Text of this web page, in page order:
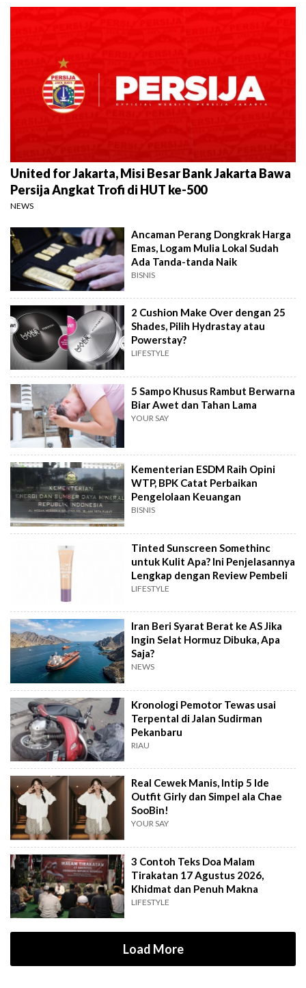
United for Jakarta, Misi Besar Bank Jakarta Bawa
Persija Angkat Trofi di HUT ke-500
NEWS
Ancaman Perang Dongkrak Harga
Emas, Logam Mulia Lokal Sudah
Ada Tanda-tanda Naik
BISNIS
2 Cushion Make Over dengan 25
Shades, Pilih Hydrastay atau
Powerstay?
LIFESTYLE
5 Sampo Khusus Rambut Berwarna
Biar Awet dan Tahan Lama
YOUR SAY
Kementerian ESDM Raih Opini
WTP, BPK Catat Perbaikan
Pengelolaan Keuangan
BISNIS
Tinted Sunscreen Somethinc
untuk Kulit Apa? Ini Penjelasannya
Lengkap dengan Review Pembeli
LIFESTYLE
Iran Beri Syarat Berat ke AS Jika
Ingin Selat Hormuz Dibuka, Apa
Saja?
NEWS
Kronologi Pemotor Tewas usai
Terpental di Jalan Sudirman
Pekanbaru
RIAU
Real Cewek Manis, Intip 5 Ide
Outfit Girly dan Simpel ala Chae
SooBin!
YOUR SAY
3 Contoh Teks Doa Malam
Tirakatan 17 Agustus 2026,
Khidmat dan Penuh Makna
LIFESTYLE
Load More